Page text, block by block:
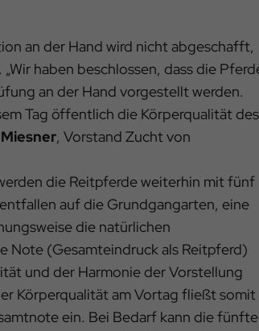
an der Hand wird nicht abgeschafft,
haben beschlossen, dass die
an der Hand vorgestellt werden.
Tag öffentlich die Körperqualität des
, Vorstand Zucht von
die Reitpferde weiterhin mit fünf
auf die Grundgangarten, eine
die natürlichen
Note (Gesamteindruck als Reitpferd)
und der Harmonie der Vorstellung
Körperqualität am Vortag fließt somit
ein. Bei Bedarf kann die fünfte